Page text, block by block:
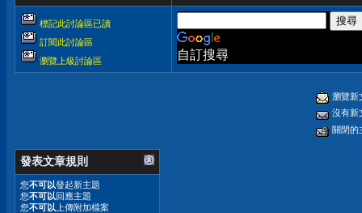
標記此討論區已讀
訂閱此討論區
瀏覽上級討論區
自訂搜尋
瀏覽新
沒有新
關閉的
發表文章規則
您不可以發起新主題
您不可以回應主題
您不可以 上傳附加檔案